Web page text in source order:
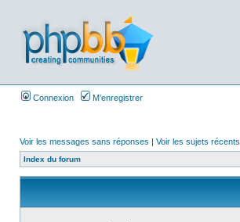
Connexion M’enregistrer
Voir les messages sans réponses | Voir les sujets récents
Index du forum